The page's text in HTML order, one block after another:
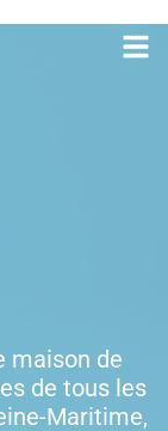
maison de
de tous les
Maritime,